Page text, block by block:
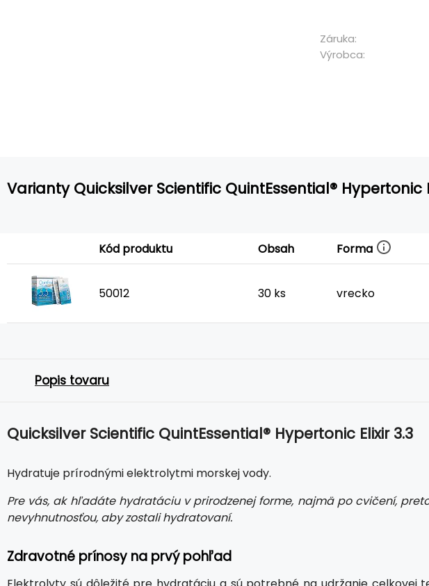
Záruka:
Výrobca:
Varianty Quicksilver Scientific QuintEssential® Hypertonic
Kód produktu Obsah Forma
50012 30 ks vrecko
Popis tovaru
Quicksilver Scientific QuintEssential® Hypertonic Elixir 3.3
Hydratuje prírodnými elektrolytmi morskej vody.
Pre vás, ak hľadáte hydratáciu v prirodzenej forme, najmä po cvičení,
nevyhnutnosťou, aby zostali hydratovaní.
Zdravotné prínosy na prvý pohľad